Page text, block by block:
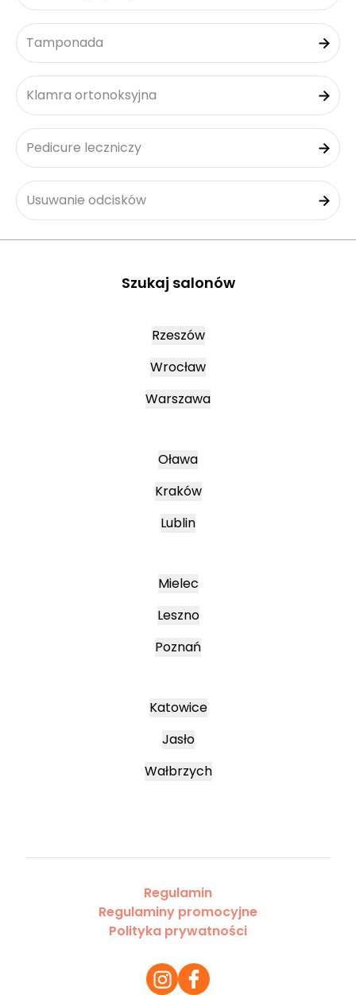
Tamponada
Klamra ortonoksyjna
Pedicure leczniczy
Usuwanie odcisków
Szukaj salonów
Rzeszów
Wrocław
Warszawa
Oława
Kraków
Lublin
Mielec
Leszno
Poznań
Katowice
Jasło
Wałbrzych
Regulamin
Regulaminy promocyjne
Polityka prywatności